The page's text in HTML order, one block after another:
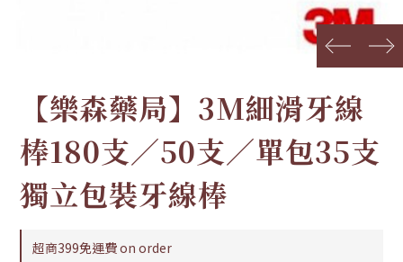
prev next
【樂森藥局】3M細滑牙線
棒180支／50支／單包35支
獨立包裝牙線棒
超商399免運費 on order